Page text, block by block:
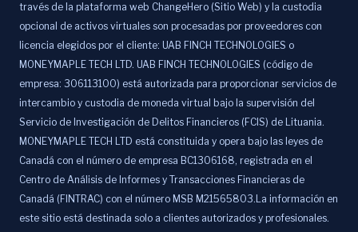
través de la plataforma web ChangeHero (Sitio Web) y la custodia
opcional de activos virtuales son procesadas por proveedores con
licencia elegidos por el cliente: UAB FINCH TECHNOLOGIES o
MONEYMAPLE TECH LTD. UAB FINCH TECHNOLOGIES (código de
empresa: 306113100) está autorizada para proporcionar servicios de
intercambio y custodia de moneda virtual bajo la supervisión del
Servicio de Investigación de Delitos Financieros (FCIS) de Lituania.
MONEYMAPLE TECH LTD está constituida y opera bajo las leyes de
Canadá con el número de empresa BC1306168, registrada en el
Centro de Análisis de Informes y Transacciones Financieras de
Canadá (FINTRAC) con el número MSB M21565803.La información en
este sitio está destinada solo a clientes autorizados y profesionales.